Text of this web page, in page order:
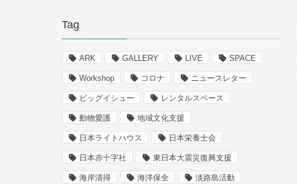
Tag
ARK GALLERY LIVE SPACE
Workshop コロナ ニュースレター
ビッグイシュー レンタルスペース
動物愛護 地域文化支援
日本ライトハウス 日本栄養士会
日本赤十字社 東日本大震災復興支援
海岸清掃 海洋保全 淡路島活動